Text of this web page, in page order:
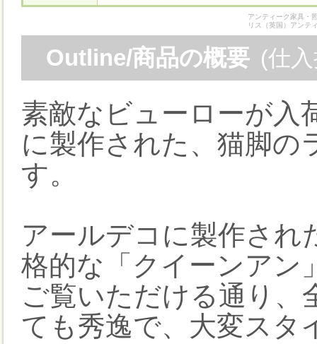
アンティーク家具・
リス（英国）アンテ
Outline/商品の概要 (仕
素敵なビューローが入
に製作された、猫脚の
す。
アールデコに製作され
格的な「クイーンアン
ご覧いただける通り、
ても秀逸で、大変スタ